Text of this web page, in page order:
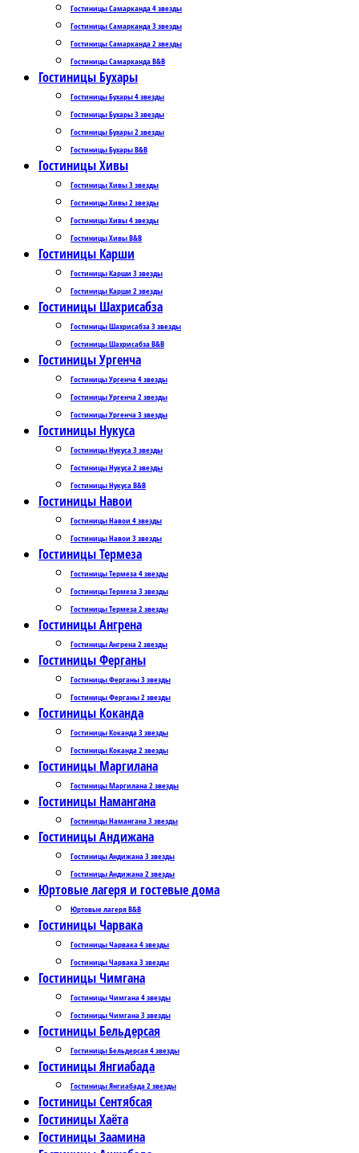
Гостиницы Самарканда 4 звезды
Гостиницы Самарканда 3 звезды
Гостиницы Самарканда 2 звезды
Гостиницы Самарканда B&B
Гостиницы Бухары
Гостиницы Бухары 4 звезды
Гостиницы Бухары 3 звезды
Гостиницы Бухары 2 звезды
Гостиницы Бухары B&B
Гостиницы Хивы
Гостиницы Хивы 3 звезды
Гостиницы Хивы 2 звезды
Гостиницы Хивы 4 звезды
Гостиницы Хивы B&B
Гостиницы Карши
Гостиницы Карши 3 звезды
Гостиницы Карши 2 звезды
Гостиницы Шахрисабза
Гостиницы Шахрисабза 3 звезды
Гостиницы Шахрисабза B&B
Гостиницы Ургенча
Гостиницы Ургенча 4 звезды
Гостиницы Ургенча 2 звезды
Гостиницы Ургенча 3 звезды
Гостиницы Нукуса
Гостиницы Нукуса 3 звезды
Гостиницы Нукуса 2 звезды
Гостиницы Нукуса B&B
Гостиницы Навои
Гостиницы Навои 4 звезды
Гостиницы Навои 3 звезды
Гостиницы Термеза
Гостиницы Термеза 4 звезды
Гостиницы Термеза 3 звезды
Гостиницы Термеза 2 звезды
Гостиницы Ангрена
Гостиницы Ангрена 2 звезды
Гостиницы Ферганы
Гостиницы Ферганы 3 звезды
Гостиницы Ферганы 2 звезды
Гостиницы Коканда
Гостиницы Коканда 3 звезды
Гостиницы Коканда 2 звезды
Гостиницы Маргилана
Гостиницы Маргилана 2 звезды
Гостиницы Намангана
Гостиницы Намангана 3 звезды
Гостиницы Андижана
Гостиницы Андижана 3 звезды
Гостиницы Андижана 2 звезды
Юртовые лагеря и гостевые дома
Юртовые лагеря B&B
Гостиницы Чарвака
Гостиницы Чарвака 4 звезды
Гостиницы Чарвака 3 звезды
Гостиницы Чимгана
Гостиницы Чимгана 4 звезды
Гостиницы Чимгана 3 звезды
Гостиницы Бельдерсая
Гостиницы Бельдерсая 4 звезды
Гостиницы Янгиабада
Гостиницы Янгиабада 2 звезды
Гостиницы Сентябсая
Гостиницы Хаёта
Гостиницы Заамина